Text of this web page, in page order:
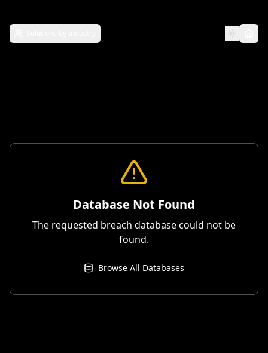
Database Not Found
The requested breach database could not be
found.
Browse All Databases